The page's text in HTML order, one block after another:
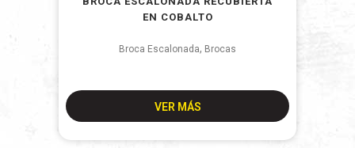
EN COBALTO
Broca Escalonada, Brocas
VER MÁS